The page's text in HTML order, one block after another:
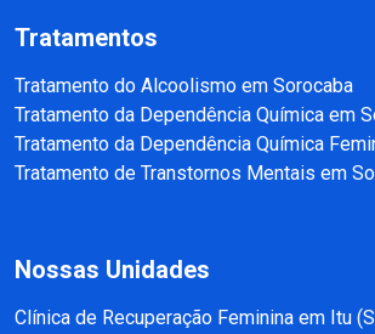
Tratamentos
Tratamento do Alcoolismo em Sorocaba
Tratamento da Dependência Química em
Tratamento da Dependência Química
Tratamento de Transtornos Mentais em
Nossas Unidades
Clínica de Recuperação Feminina em Itu